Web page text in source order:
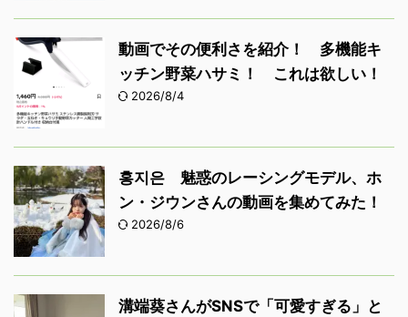
動画でその便利さを紹介！ 多機能キ
ッチン野菜ハサミ！ これは欲しい！
2026/8/4
홍지은 魅惑のレーシングモデル、ホ
ン・ジウンさんの動画を集めてみた！
2026/8/6
溝端葵さんがSNSで「可愛すぎる」と